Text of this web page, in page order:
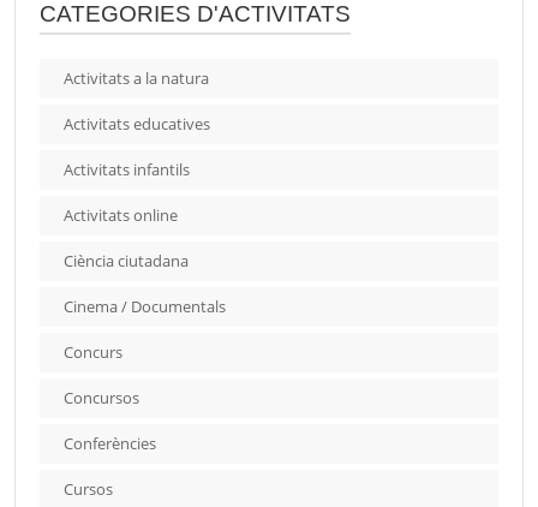
CATEGORIES D'ACTIVITATS
Activitats a la natura
Activitats educatives
Activitats infantils
Activitats online
Ciència ciutadana
Cinema / Documentals
Concurs
Concursos
Conferències
Cursos